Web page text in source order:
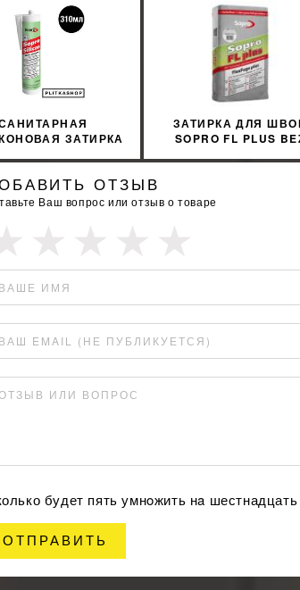
% УЗНАТЬ СВОЮ СКИДКУ
КУПИТЬ
ЗАТИРКА
ЗАТИРКА ДЛЯ
SOPRO FL PLUS
ОТЗЫВ
Ваш вопрос или отзыв о товаре
ВАШЕ ИМЯ
ВАШ EMAIL (НЕ ПУБЛИКУЕТСЯ)
ИЛИ ВОПРОС
будет пять умнoжить нa
ОТПРАВИТЬ